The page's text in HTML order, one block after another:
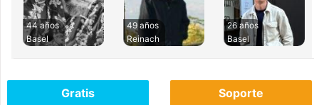
44 años
Basel
49 años
Reinach
26 años
Basel
Gratis Soporte